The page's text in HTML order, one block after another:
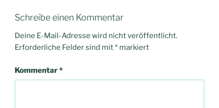
Schreibe einen Kommentar
Deine E-Mail-Adresse wird nicht veröffentlicht.
Erforderliche Felder sind mit* markiert
Kommentar*